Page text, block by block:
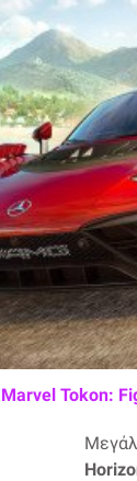
Tokon: